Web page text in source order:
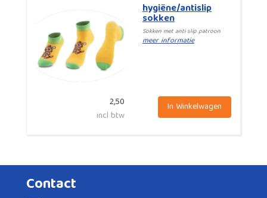
hygiëne/antislip
sokken
Sokken met anti slip patroon
meer informatie
2,50
incl btw
In Winkelwagen
Contact